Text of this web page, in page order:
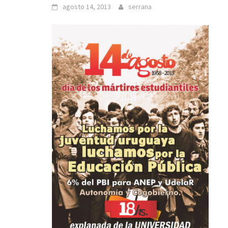
agosto 14, 2013 serrana